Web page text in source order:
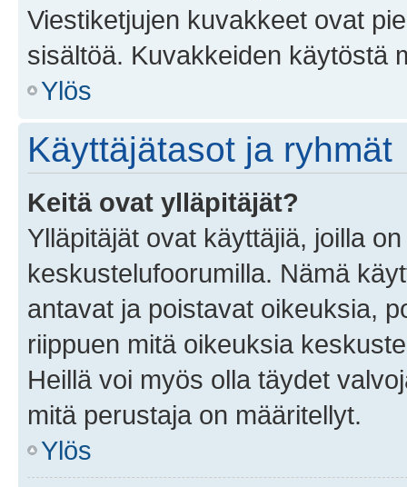
Viestiketjujen kuvakkeet ovat
sisältöä. Kuvakkeiden käytöstä
Ylös
Käyttäjätasot ja ryhmät
Keitä ovat ylläpitäjät?
Ylläpitäjät ovat käyttäjiä, joilla
keskustelufoorumilla. Nämä
antavat ja poistavat oikeuksia,
riippuen mitä oikeuksia
Heillä voi myös olla täydet
mitä perustaja on määritellyt.
Ylös